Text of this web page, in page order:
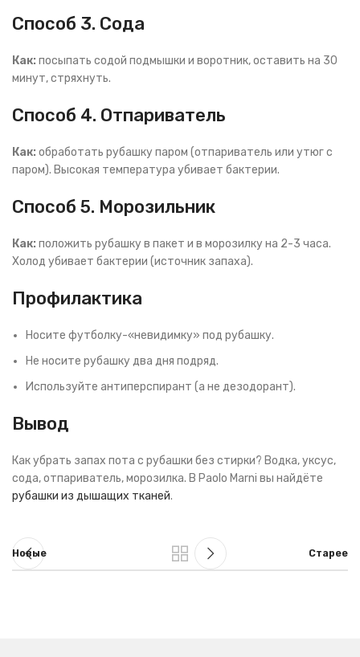
Способ 3. Сода
Как: посыпать содой подмышки и воротник, оставить на 30
минут, стряхнуть.
Способ 4. Отпариватель
Как: обработать рубашку паром (отпариватель или утюг с
паром). Высокая температура убивает бактерии.
Способ 5. Морозильник
Как: положить рубашку в пакет и в морозилку на 2-3 часа.
Холод убивает бактерии (источник запаха).
Профилактика
Носите футболку-«невидимку» под рубашку.
Не носите рубашку два дня подряд.
Используйте антиперспирант (а не дезодорант).
Вывод
Как убрать запах пота с рубашки без стирки? Водка, уксус,
сода, отпариватель, морозилка. В Paolo Marni вы найдёте
рубашки из дышащих тканей.
Новые Старее